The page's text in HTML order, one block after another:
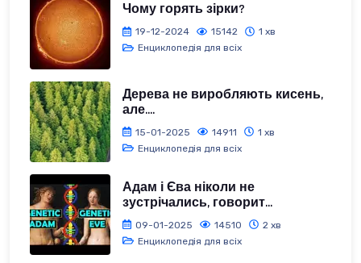
Чому горять зірки?
19-12-2024 15142
1 хв
Енциклопедія для всіх
Дерева не виробляють кисень,
але....
15-01-2025 14911
1 хв
Енциклопедія для всіх
Адам і Єва ніколи не
зустрічались, говорит...
09-01-2025 14510
2 хв
Енциклопедія для всіх